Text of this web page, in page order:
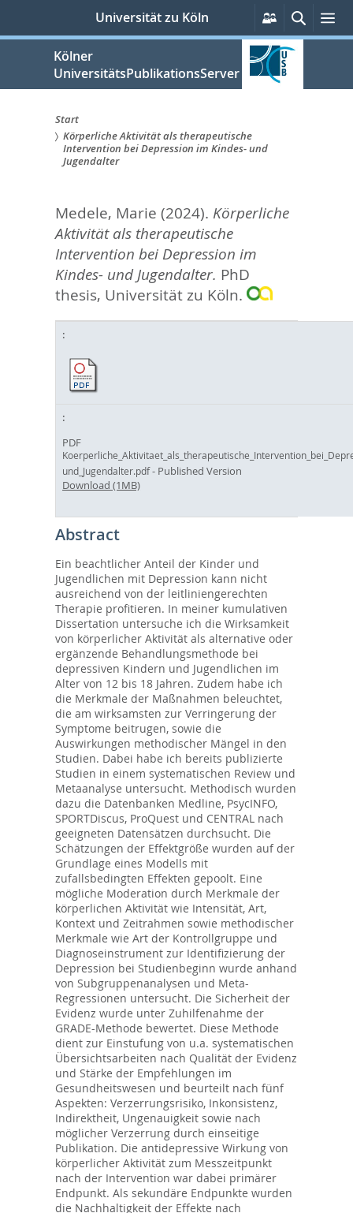
springen
Universität zu Köln
Persönliche
Services
Suche
Kölner
UniversitätsPublikationsServer
Sie
sind
hier:
Start
Körperliche Aktivität als therapeutische
Intervention bei Depression im Kindes- und
Jugendalter
Medele, Marie (2024). Körperliche
Aktivität als therapeutische
Intervention bei Depression im
Kindes- und Jugendalter. PhD
thesis, Universität zu Köln.
PDF
und_Jugendalter.pdf- Published Version
Download (1MB)
Abstract
Ein beachtlicher Anteil der Kinder und
Jugendlichen mit Depression kann nicht
ausreichend von der leitliniengerechten
Therapie profitieren. In meiner kumulativen
Dissertation untersuche ich die Wirksamkeit
von körperlicher Aktivität als alternative oder
ergänzende Behandlungsmethode bei
depressiven Kindern und Jugendlichen im
Alter von 12 bis 18 Jahren. Zudem habe ich
die Merkmale der Maßnahmen beleuchtet,
die am wirksamsten zur Verringerung der
Symptome beitrugen, sowie die
Auswirkungen methodischer Mängel in den
Studien. Dabei habe ich bereits publizierte
Studien in einem systematischen Review und
Metaanalyse untersucht. Methodisch wurden
dazu die Datenbanken Medline, PsycINFO,
SPORTDiscus, ProQuest und CENTRAL nach
geeigneten Datensätzen durchsucht. Die
Schätzungen der Effektgröße wurden auf der
Grundlage eines Modells mit
zufallsbedingten Effekten gepoolt. Eine
mögliche Moderation durch Merkmale der
körperlichen Aktivität wie Intensität, Art,
Kontext und Zeitrahmen sowie methodischer
Merkmale wie Art der Kontrollgruppe und
Diagnoseinstrument zur Identifizierung der
Depression bei Studienbeginn wurde anhand
von Subgruppenanalysen und Meta-
Regressionen untersucht. Die Sicherheit der
Evidenz wurde unter Zuhilfenahme der
GRADE-Methode bewertet. Diese Methode
dient zur Einstufung von u.a. systematischen
Übersichtsarbeiten nach Qualität der Evidenz
und Stärke der Empfehlungen im
Gesundheitswesen und beurteilt nach fünf
Aspekten: Verzerrungsrisiko, Inkonsistenz,
Indirektheit, Ungenauigkeit sowie nach
möglicher Verzerrung durch einseitige
Publikation. Die antidepressive Wirkung von
körperlicher Aktivität zum Messzeitpunkt
nach der Intervention war dabei primärer
Endpunkt. Als sekundäre Endpunkte wurden
die Nachhaltigkeit der Effekte nach